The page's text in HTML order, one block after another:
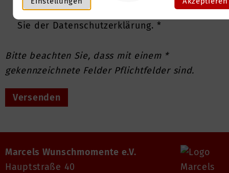
gelöscht. Weitere Informationen entnehmen
Sie der Datenschutzerklärung. *
Bitte beachten Sie, dass mit einem *
gekennzeichnete Felder Pflichtfelder sind.
Marcels Wunschmomente e.V.
Hauptstraße 40